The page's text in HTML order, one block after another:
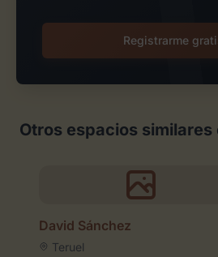
Registrarme
Otros espacios similares
David Sánchez
Teruel